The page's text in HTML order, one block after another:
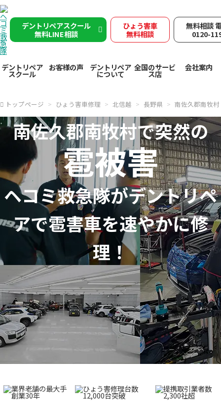
デントリペアスクール
無料LINE相談
ひょう害車
無料相談
無料相談
0120-
デントリペア
スクール
お客様の声 デントリペア
について
全国のサービ
ス店
会社案内
トップページ ひょう害車修理 北信越 長野県 南佐久郡南牧村
南佐久郡南牧村で突然の
雹被害
ヘコミ救急隊がデントリペ
アで雹害車を速やかに修
理！